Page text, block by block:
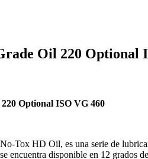
Oil 220 Optional
Optional ISO VG 460
Tox HD Oil, es una serie de
encuentra disponible en 12 grados